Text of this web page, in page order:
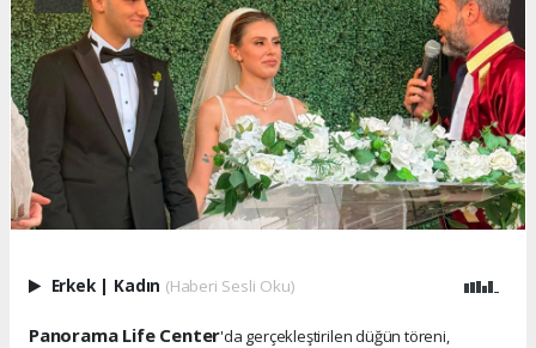
Erkek Kadın (Haberi Sesli Oku)
Panorama Life Center'da gerçekleştirilen düğün töreni,